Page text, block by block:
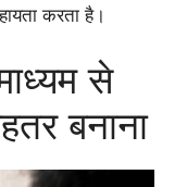
करता है।
से
बनाना